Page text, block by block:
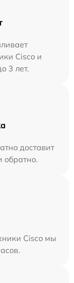
Cisco и
3 лет.
доставит
обратно.
Cisco мы